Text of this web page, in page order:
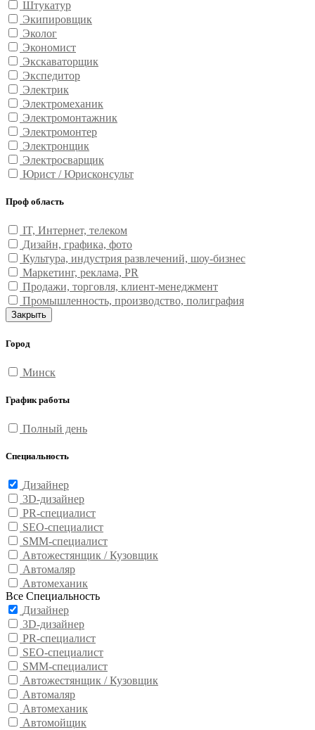
Штукатур
Экипировщик
Эколог
Экономист
Экскаваторщик
Экспедитор
Электрик
Электромеханик
Электромонтажник
Электромонтер
Электронщик
Электросварщик
Юрист / Юрисконсульт
Проф область
IT, Интернет, телеком
Дизайн, графика, фото
Культура, индустрия развлечений, шоу-бизнес
Маркетинг, реклама, PR
Продажи, торговля, клиент-менеджмент
Промышленность, производство, полиграфия
Закрыть
Город
Минск
График работы
Полный день
Специальность
Дизайнер
3D-дизайнер
PR-специалист
SEO-специалист
SMM-специалист
Автожестянщик / Кузовщик
Автомаляр
Автомеханик
Все Специальность
Дизайнер
3D-дизайнер
PR-специалист
SEO-специалист
SMM-специалист
Автожестянщик / Кузовщик
Автомаляр
Автомеханик
Автомойщик